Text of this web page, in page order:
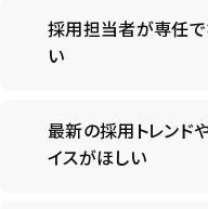
採用担当者が専任で
い
最新の採用トレンド
イスがほしい